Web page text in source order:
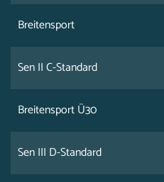
Breitensport
Sen II C-Standard
Breitensport Ü30
Sen III D-Standard